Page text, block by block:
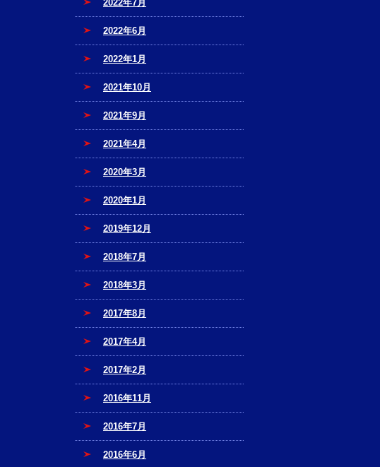
2022年7月
2022年6月
2022年1月
2021年10月
2021年9月
2021年4月
2020年3月
2020年1月
2019年12月
2018年7月
2018年3月
2017年8月
2017年4月
2017年2月
2016年11月
2016年7月
2016年6月